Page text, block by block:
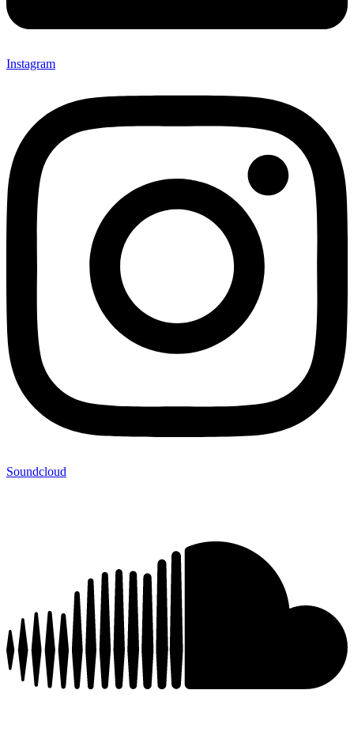
Instagram
Soundcloud